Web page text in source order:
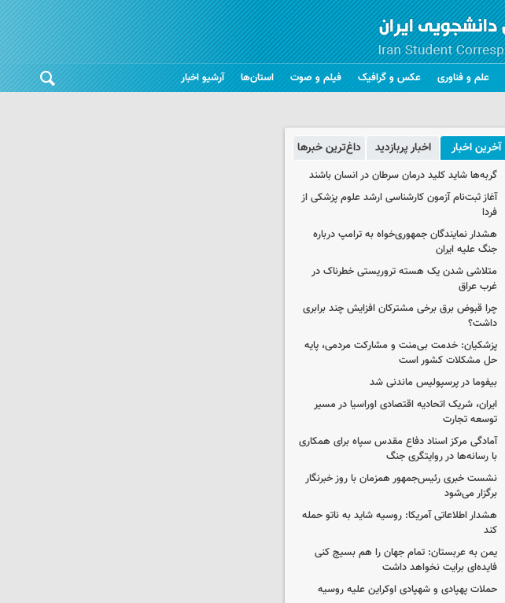
علم و فناوری عکس و گرافیک فیلم و صوت استان‌ها آرشیو اخبار
آخرین اخبار اخبار پربازدید داغ‌ترین خبرها
گربه‌ها شاید کلید درمان سرطان در انسان باشند
آغاز ثبت‌نام‌ آزمون کارشناسی ارشد علوم پزشکی از
فردا
هشدار نمایندگان جمهوری‌خواه به ترامپ درباره
جنگ علیه ایران
متلاشی شدن یک هسته تروریستی خطرناک در
غرب عراق
چرا قبوض برق برخی مشترکان افزایش چند برابری
داشت؟
پزشکیان: خدمت بی‌منت و مشارکت مردمی، پایه
حل مشکلات کشور است
بیفوما در پرسپولیس ماندنی شد
ایران، شریک اتحادیه اقتصادی اوراسیا در مسیر
توسعه تجارت
آمادگی مرکز اسناد دفاع مقدس سپاه برای همکاری
با رسانه‌ها در روایتگری جنگ
نشست خبری رئیس‌جمهور همزمان با روز خبرنگار
برگزار می‌شود
هشدار اطلاعاتی آمریکا: روسیه شاید به ناتو حمله
کند
یمن به عربستان: تمام جهان را هم بسیج کنی
فایده‌ای برایت نخواهد داشت
حملات پهپادی و شهپادی اوکراین علیه روسیه